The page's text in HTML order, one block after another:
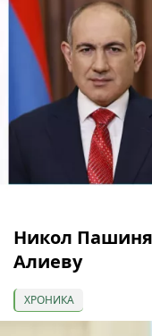
Никол
Алиеву
ХРОНИКА